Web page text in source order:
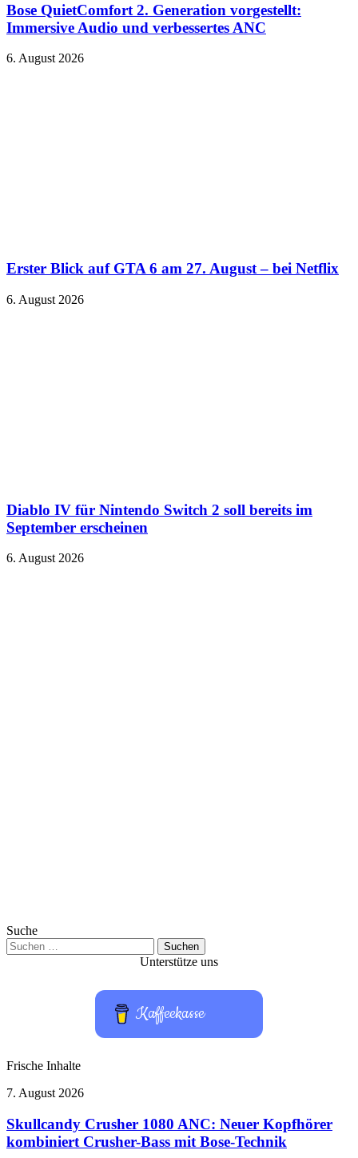
Bose QuietComfort 2. Generation vorgestellt:
Immersive Audio und verbessertes ANC
6. August 2026
Erster Blick auf GTA 6 am 27. August – bei Netflix
6. August 2026
Diablo IV für Nintendo Switch 2 soll bereits im
September erscheinen
6. August 2026
Suche
Suchen
nach:
Unterstütze uns
Kaffeekasse
Frische Inhalte
Skullcandy
1080
ANC:
Neuer
7. August 2026
Skullcandy Crusher 1080 ANC: Neuer Kopfhörer
kombiniert Crusher-Bass mit Bose-Technik